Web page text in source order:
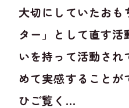
大切にしていたおも
ター」として直す
いを持って活動さ
めて実感することが
ひご覧く...